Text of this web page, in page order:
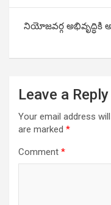
నియోజవర్గ అభివృద్ధికి
Leave a Reply
Your email address
are marked *
Comment *